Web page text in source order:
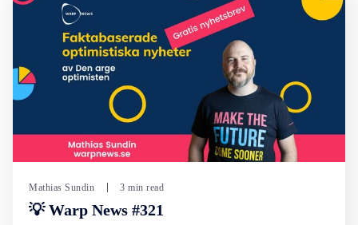
Mathias Sundin 3 min read
💡 Warp News #321